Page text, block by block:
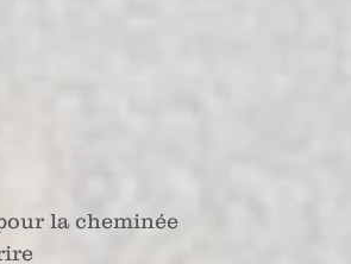
la cheminée